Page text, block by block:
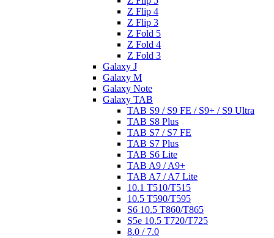
Z Flip 4
Z Flip 3
Z Fold 5
Z Fold 4
Z Fold 3
Galaxy J
Galaxy M
Galaxy Note
Galaxy TAB
TAB S9 / S9 FE / S9+ / S9 Ultra
TAB S8 Plus
TAB S7 / S7 FE
TAB S7 Plus
TAB S6 Lite
TAB A9 / A9+
TAB A7 / A7 Lite
10.1 T510/T515
10.5 T590/T595
S6 10.5 T860/T865
S5e 10.5 T720/T725
8.0 / 7.0